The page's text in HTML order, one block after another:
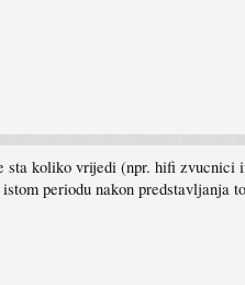
sta koliko vrijedi (npr. hifi
periodu nakon predstavljanja